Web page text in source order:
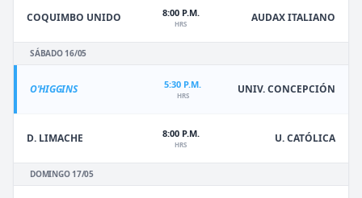
COQUIMBO UNIDO 8:00 P.M.
HRS AUDAX ITALIANO
SÁBADO 16/05
O'HIGGINS 5:30 P.M.
HRS UNIV. CONCEPCIÓN
D. LIMACHE 8:00 P.M.
HRS U. CATÓLICA
DOMINGO 17/05